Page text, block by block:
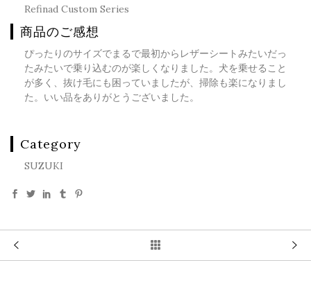
Refinad Custom Series
商品のご感想
ぴったりのサイズでまるで最初からレザーシートみたいだっ
たみたいで乗り込むのが楽しくなりました。犬を乗せること
が多く、抜け毛にも困っていましたが、掃除も楽になりまし
た。いい品をありがとうございました。
Category
SUZUKI